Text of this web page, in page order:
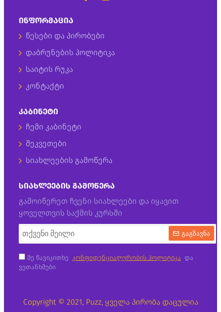
ᲘᲜᲤᲝᲠᲛᲐᲪᲘᲐ
წესები და პირობები
დაბრუნების პოლიტიკა
საიტის რუკა
კონტაქტი
ᲙᲐᲑᲘᲜᲔᲢᲘ
ჩემი კაბინეტი
შეკვეთები
სიახლეების გამოწერა
ᲡᲘᲐᲮᲚᲔᲔᲑᲘᲡ ᲒᲐᲛᲝᲬᲔᲠᲐ
გამოიწერეთ ჩვენი სიახლეები და იყავით
ყოველთვის საქმის კურსში
გაგზავნა
მე წავიკითხე კონფიდენციალურობის პოლიტიკა და
ვეთანხმები
Copyright © 2021, Puzz, ყველა პირობა დაცულია